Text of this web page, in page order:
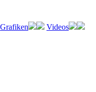
Grafiken
Videos